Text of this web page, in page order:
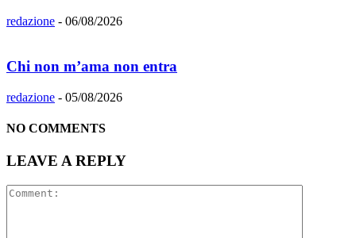
redazione - 06/08/2026
Chi non m’ama non entra
redazione - 05/08/2026
NO COMMENTS
LEAVE A REPLY